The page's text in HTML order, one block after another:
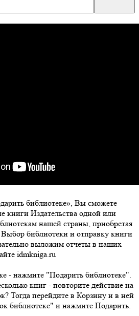
библиотеке», Вы сможете
книги Издательства одной или
нашей страны, приобретая
библиотеки и отправку книги
выложим отчеты в наших
idmkniga.ru
- нажмите "Подарить библиотеке".
книг - повторите действие на
Тогда перейдите в Корзину и в ней
библиотеке" и нажмите Подарить.